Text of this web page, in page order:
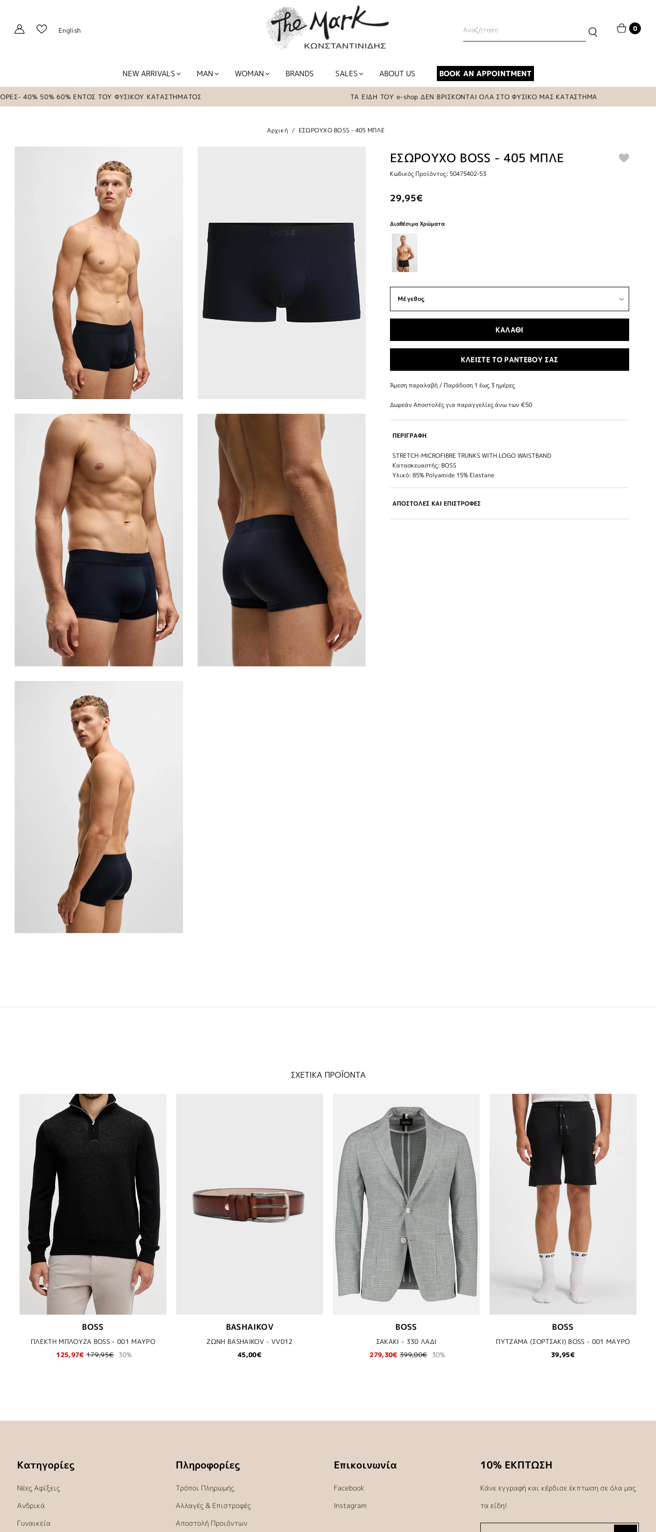
English 0
NEW ARRIVALS MAN WOMAN BRANDS SALES ABOUT US BOOK AN APPOINTMENT
50% 60% ΕΝΤΟΣ ΤΟΥ ΦΥΣΙΚΟΥ ΚΑΤΑΣΤΗΜΑΤΟΣ ΤΑ ΕΙΔΗ ΤΟΥ e-shop ΔΕΝ ΒΡΙΣΚΟΝΤΑΙ ΟΛΑ ΣΤΟ ΦΥΣΙΚΟ ΜΑΣ ΚΑΤΑΣΤΗΜΑ
Αρχική ΕΣΩΡΟΥΧΟ BOSS - 405 ΜΠΛΕ
ΕΣΩΡΟΥΧΟ BOSS - 405 ΜΠΛΕ
Κωδικός Προϊόντος: 50475402-53
29,95€
Διαθέσιμα Χρώματα
ΚΑΛΑΘΙ
ΚΛΕΙΣΤΕ ΤΟ ΡΑΝΤΕΒΟΥ ΣΑΣ
Άμεση παραλαβή / Παράδoση 1 έως 3 ημέρες
Δωρεάν Αποστολές για παραγγελίες άνω των €50
ΠΕΡΙΓΡΑΦΗ
STRETCH-MICROFIBRE TRUNKS WITH LOGO WAISTBAND
Κατασκευαστής: BOSS
Υλικό: 85% Polyamide 15% Elastane
ΑΠΟΣΤΟΛΕΣ ΚΑΙ ΕΠΙΣΤΡΟΦΕΣ
ΣΧΕΤΙΚΑ ΠΡΟΪΟΝΤΑ
BOSS
ΠΛΕΚΤΗ ΜΠΛΟΥΖΑ BOSS - 001 ΜΑΥΡΟ
125,97€ 179,95€ 30%
BASHAIKOV
ΖΩΝΗ BASHAIKOV - VV012
45,00€
BOSS
ΣΑΚΑΚΙ - 330 ΛΑΔΙ
279,30€ 399,00€ 30%
BOSS
ΠΥΤΖΑΜΑ (ΣΟΡΤΣΑΚΙ) BOSS - 001 ΜΑΥΡΟ
39,95€
Κατηγορίες
Νέες Αφίξεις
Ανδρικά
Γυναικεία
Πληροφορίες
Τρόποι Πληρωμής
Αλλαγές & Επιστροφές
Αποστολή Προιόντων
Επικοινωνία
Facebook
Instagram
10% ΕΚΠΤΩΣΗ
Κάνε εγγραφή και κέρδισε έκπτωση σε όλα μας
τα είδη!